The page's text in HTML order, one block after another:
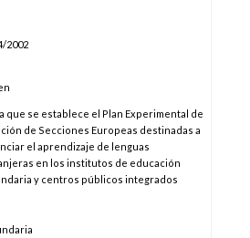
2002
que se establece el Plan Experimental de
de Secciones Europeas destinadas a
el aprendizaje de lenguas
en los institutos de educación
y centros públicos integrados